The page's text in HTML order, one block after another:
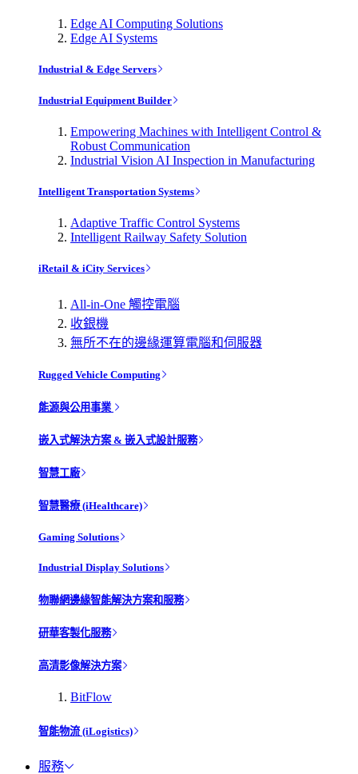
Edge AI Computing Solutions
Edge AI Systems
Industrial & Edge Servers
Industrial Equipment Builder
Empowering Machines with Intelligent Control &
Robust Communication
Industrial Vision AI Inspection in Manufacturing
Intelligent Transportation Systems
Adaptive Traffic Control Systems
Intelligent Railway Safety Solution
iRetail & iCity Services
All-in-One 觸控電腦
收銀機
無所不在的邊緣運算電腦和伺服器
Rugged Vehicle Computing
能源與公用事業
嵌入式解決方案 & 嵌入式設計服務
智慧工廠
智慧醫療 (iHealthcare)
Gaming Solutions
Industrial Display Solutions
物聯網邊緣智能解決方案和服務
研華客製化服務
高清影像解決方案
BitFlow
智能物流 (iLogistics)
服務